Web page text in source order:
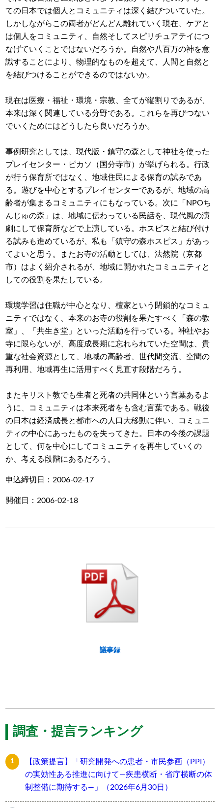
ての日本では個人とコミュニティは深く結びついていた。
しかしながらこの両者がどんどん離れていく現在、ケアと
は個人をコミュニティ、自然そしてスピリチュアテイにつ
なげていくことではないだろうか。自然や八百万の神を意
識することにより、物理的なものを超えて、人間と自然と
を結びつけることができるのではないか。
現在は医療・福祉・環境・宗教、全てが縦割りであるが、
本来は深く関連している分野である。これらを再びつない
でいくためにはどうしたら良いだろうか。
事例研究としては、現代版・鎮守の森として神社を使った
プレイセンター・ピカソ（国分寺市）が挙げられる。行政
が行う保育所ではなく、地域住民による保育の試みであ
る。遊びを中心とするプレイセンターであるが、地域の高
齢者が集まるコミュニティにもなっている。次に「NPOち
んじゅの森」は、地域に伝わっている民話を、現代風の演
劇にして保育所などで上演している。ホスピスと結び付け
る試みも進めているが、私も「鎮守の森ホスピス」があっ
てよいと思う。またお寺の活動としては、法然院（京都
市）はよく紹介されるが、地域に開かれたコミュニティと
しての役割を果たしている。
環境学習は住職が中心となり、檀家という閉鎖的なコミュ
ニティではなく、本来のお寺の役割を果たすべく「森の教
室」、「共生き堂」といった活動を行っている。神社やお
寺に限らないが、高度成長期に忘れられていた空間は、貴
重な社会資源として、地域の高齢者、世代間交流、空間の
再利用、地域再生に活用すべく見直す段階だろう。
またキリスト教でも生者と死者の共同体という言葉あるよ
うに、コミュニティは本来死者をも含む言葉である。戦後
の日本は経済成長と都市への人口大移動に伴い、コミュニ
ティの中心にあったものを失ってきた。日本の今後の課題
として、何を中心にしてコミュニティを再生していくの
か、考える段階にあるだろう。
申込締切日：2006-02-17
開催日：2006-02-18
議事録
調査・提言ランキング
【政策提言】「研究開発への患者・市民参画（PPI）
の実効性ある推進に向けて―疾患横断・省庁横断の体
制整備に期待する―」（2026年6月30日）